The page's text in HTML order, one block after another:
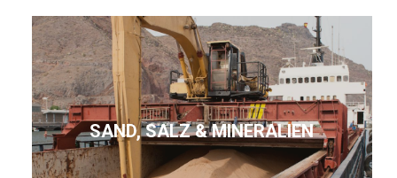
SAND, SALZ & MINERALIEN